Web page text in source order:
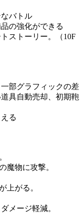
バトル
の強化ができる
ストーリー。（10F
部グラフィックの差
具自動売却、初期鞄
る
魔物に攻撃。
上がる。
メージ軽減。